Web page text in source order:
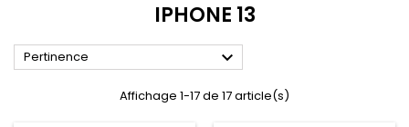
IPHONE 13
Pertinence 
Affichage 1-17 de 17 article(s)